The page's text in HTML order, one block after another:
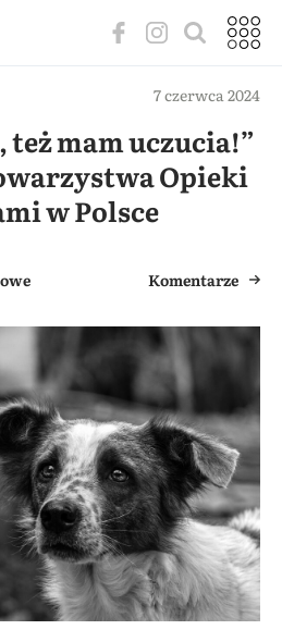
7 czerwca 2024
mam uczucia!”
Opieki
w Polsce
Komentarze